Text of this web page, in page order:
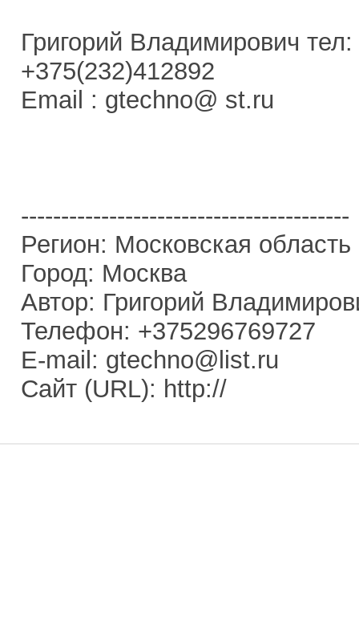
Григорий Владимирович
+375(232)412892
Email : gtechno@ st.ru
-----------------------------------------
Регион: Московская область
Город: Москва
Автор: Григорий
Телефон: +375296769727
E-mail: gtechno@list.ru
Сайт (URL): http://